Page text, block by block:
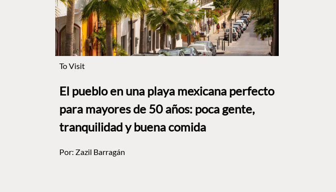
To Visit
El pueblo en una playa mexicana perfecto
para mayores de 50 años: poca gente,
tranquilidad y buena comida
Por: Zazil Barragán